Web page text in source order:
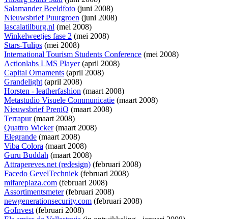
Salamander Beeldfoto (juni 2008)
Nieuwsbrief Puurgroen (juni 2008)
lascalatilburg.nl (mei 2008)
Winkelweetjes fase 2 (mei 2008)
Stars-Tulips (mei 2008)
International Tourism Students Conference (mei 2008)
Actionlabs LMS Player(april 2008)
Capital Ornaments (april 2008)
Grandelight(april 2008)
Horsten - leatherfashion (maart 2008)
Metastudio Visuele Communicatie (maart 2008)
Nieuwsbrief PreniQ (maart 2008)
Terrapur(maart 2008)
Quattro Wicker(maart 2008)
Elegrande (maart 2008)
Viba Colora (maart 2008)
Guru Buddah (maart 2008)
Attrapereves.net (redesign) (februari 2008)
Facedo GevelTechniek (februari 2008)
mifareplaza.com (februari 2008)
Assortimentsmeter(februari 2008)
newgenerationsecurity.com (februari 2008)
GoInvest(februari 2008)